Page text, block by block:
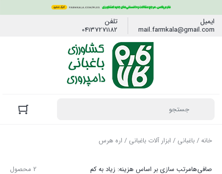
ایمیل
mail.farmkala@gmail.com
تلفن
04137271182
خانه/باغبانی / ابزار آلات باغبانی / اره هرس
2 محصول صافی‌هامرتب سازی بر اساس هزینه: زیاد به کم